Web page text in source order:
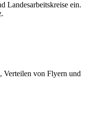
Landesarbeitskreise ein.
Verteilen von Flyern und